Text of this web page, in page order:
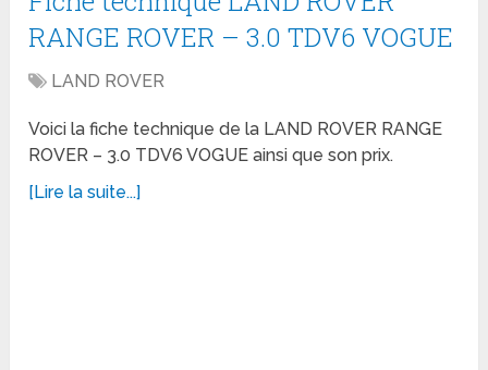
RANGE ROVER – 3.0 TDV6 VOGUE
LAND ROVER
Voici la fiche technique de la LAND ROVER RANGE
ROVER – 3.0 TDV6 VOGUE ainsi que son prix.
[Lire la suite...]